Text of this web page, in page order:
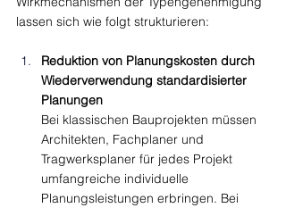
lassen sich wie folgt strukturieren:
Reduktion von Planungskosten durch
Wiederverwendung standardisierter
Planungen
Bei klassischen Bauprojekten müssen
Architekten, Fachplaner und
Tragwerksplaner für jedes Projekt
umfangreiche individuelle
Planungsleistungen erbringen. Bei